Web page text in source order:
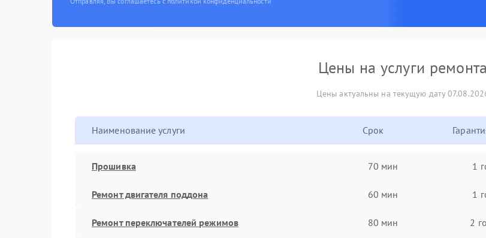
Цены на услуги ремонта
Цены актуальны на текущую дату
Наименование услуги Срок
Прошивка 70 мин 1
Ремонт двигателя поддона 60 мин 1
Ремонт переключателей режимов 80 мин 2